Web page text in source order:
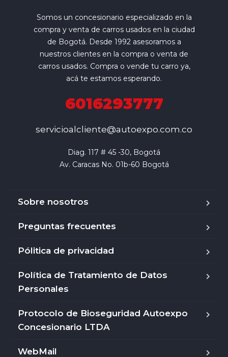
Somos un concesionario especializado en la
compra y venta de carros usados en la ciudad
de Bogotá. Desde 1992 asesoramos a
nuestros clientes en la compra o venta de
carros usados. Compra o vende tu carro ya,
acá te estamos esperando.
6016293777
servicioalcliente@autoexpo.com.co
Diag. 117 # 45 -30, Bogotá
Av. Caracas No. 01b-60 Bogotá
Sobre nosotros
Preguntas frecuentes
Pólitica de privacidad
Política de Tratamiento de Datos
Personales
Protocolo de Bioseguridad Autoexpo
Concesionario LTDA
WebMail